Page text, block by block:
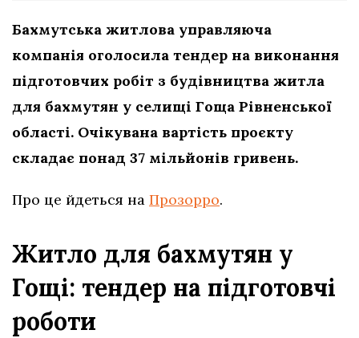
Бахмутська житлова управляюча
компанія оголосила тендер на виконання
підготовчих робіт з будівництва житла
для бахмутян у селищі Гоща Рівненської
області. Очікувана вартість проєкту
складає понад 37 мільйонів гривень.
Про це йдеться на Прозорро.
Житло для бахмутян у
Гощі: тендер на підготовчі
роботи